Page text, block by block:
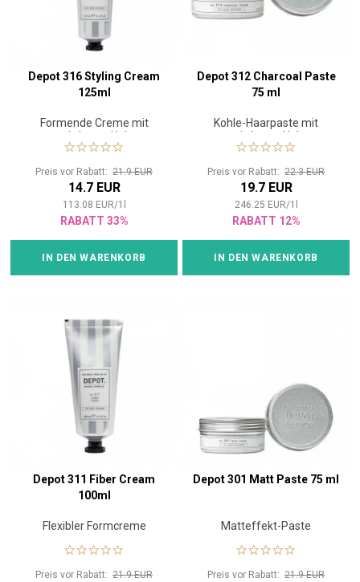
Depot 316 Styling Cream
125ml
Formende Creme mit
mittlerem Halt
Preis vor Rabatt: 21.9 EUR
14.7 EUR
113.08 EUR/1
RABATT 33%
IN DEN WARENKORB
Depot 312 Charcoal Paste
75 ml
Kohle-Haarpaste mit
mittlerem Halt
Preis vor Rabatt: 22.3 EUR
19.7 EUR
246.25 EUR/1
RABATT 12%
IN DEN WARENKORB
Depot 311 Fiber Cream
100ml
Flexibler Formcreme
Preis vor Rabatt: 21.9 EUR
Depot 301 Matt Paste 75 ml
Matteffekt-Paste
Preis vor Rabatt: 21.9 EUR